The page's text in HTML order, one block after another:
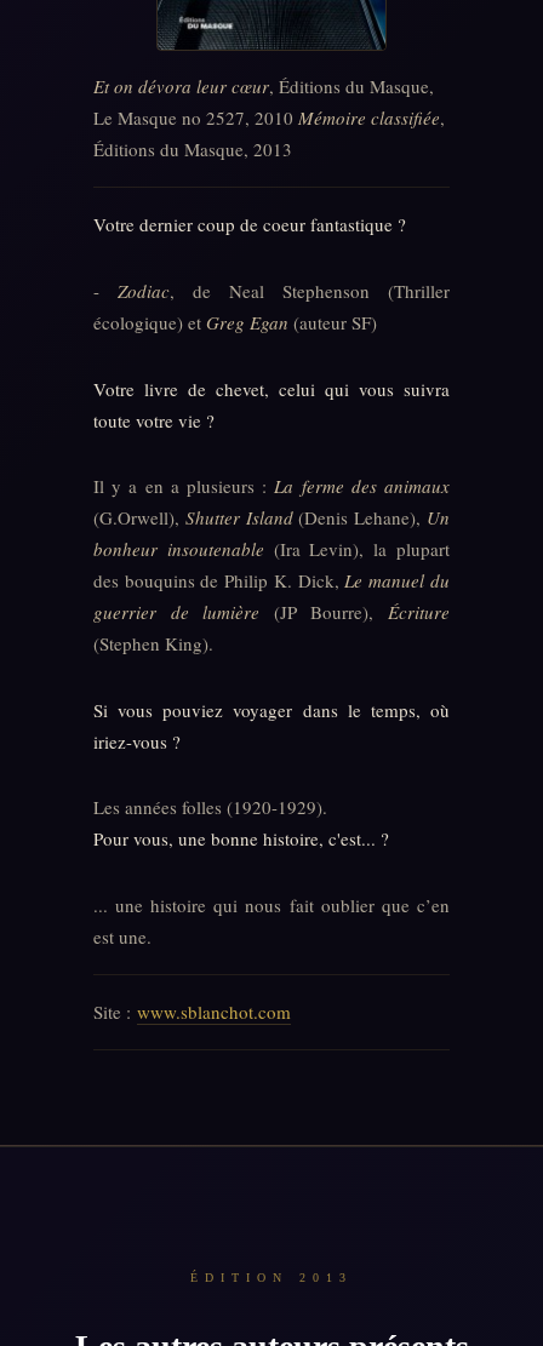
Et on dévora leur cœur, Éditions du Masque,
Le Masque no 2527, 2010 Mémoire classifiée,
Éditions du Masque, 2013
Votre dernier coup de coeur fantastique ?
- Zodiac, de Neal Stephenson (Thriller
écologique) et Greg Egan (auteur SF)
Votre livre de chevet, celui qui vous suivra
toute votre vie ?
Il y a en a plusieurs :La ferme des animaux
(G.Orwell), Shutter Island(Denis Lehane), Un
bonheur insoutenable (Ira Levin), la plupart
des bouquins de Philip K. Dick,Le manuel du
guerrier de lumière (JP Bourre), Écriture
(Stephen King).
Si vous pouviez voyager dans le temps, où
iriez-vous ?
Les années folles (1920-1929).
Pour vous, une bonne histoire, c'est... ?
... une histoire qui nous fait oublier que c’en
est une.
Site : www.sblanchot.com
ÉDITION 2013